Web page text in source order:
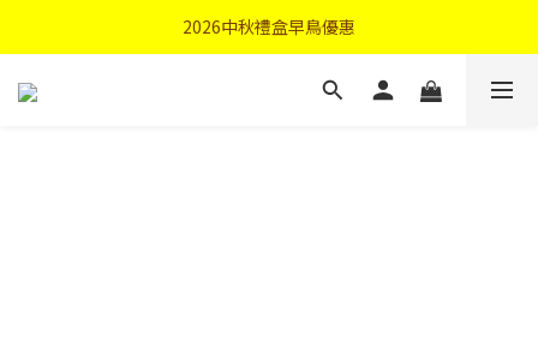
首購優惠輸入"N50"現折50元
2026中秋禮盒早鳥優惠
首購優惠輸入"N50"現折50元